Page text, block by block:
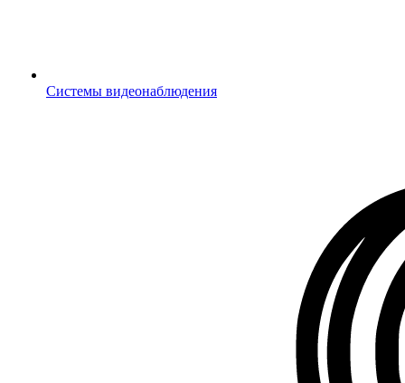
Системы видеонаблюдения